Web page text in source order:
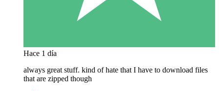
Hace 1 día
always great stuff. kind of hate that I have to download files
that are zipped though